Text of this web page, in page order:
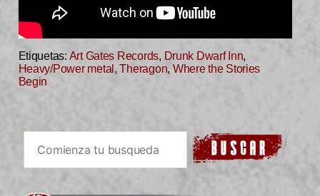
Etiquetas: Art Gates Records, Drunk Dwarf Inn,
Heavy/Power metal ,Theragon, Where the Stories
Begin